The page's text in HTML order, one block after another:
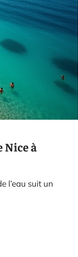
Nice à
l’eau suit un